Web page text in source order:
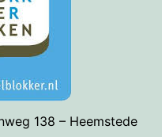
138 – Heemstede